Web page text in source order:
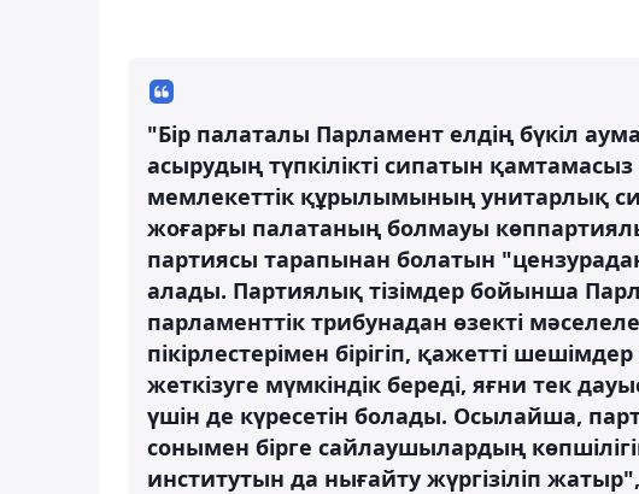
"Бір палаталы Парламент елдің бүкіл
асырудың түпкілікті сипатын
мемлекеттік құрылымының унитарлық
жоғарғы палатаның болмауы
партиясы тарапынан болатын
алады. Партиялық тізімдер бойынша
парламенттік трибунадан өзекті
пікірлестерімен бірігіп, қажетті
жеткізуге мүмкіндік береді, яғни тек
үшін де күресетін болады. Осылайша,
сонымен бірге сайлаушылардың
институтын да нығайту жүргізіліп